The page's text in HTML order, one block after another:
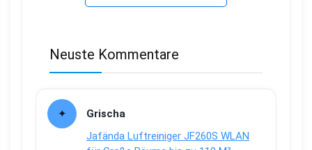
Neuste Kommentare
Grischa
Jafända Luftreiniger JF260S WLAN